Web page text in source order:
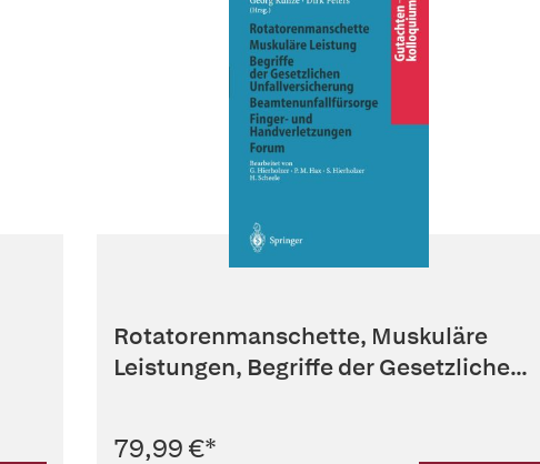
Rotatorenmanschette, Muskuläre
Leistungen, Begriffe der Gesetzliche...
79,99 €*